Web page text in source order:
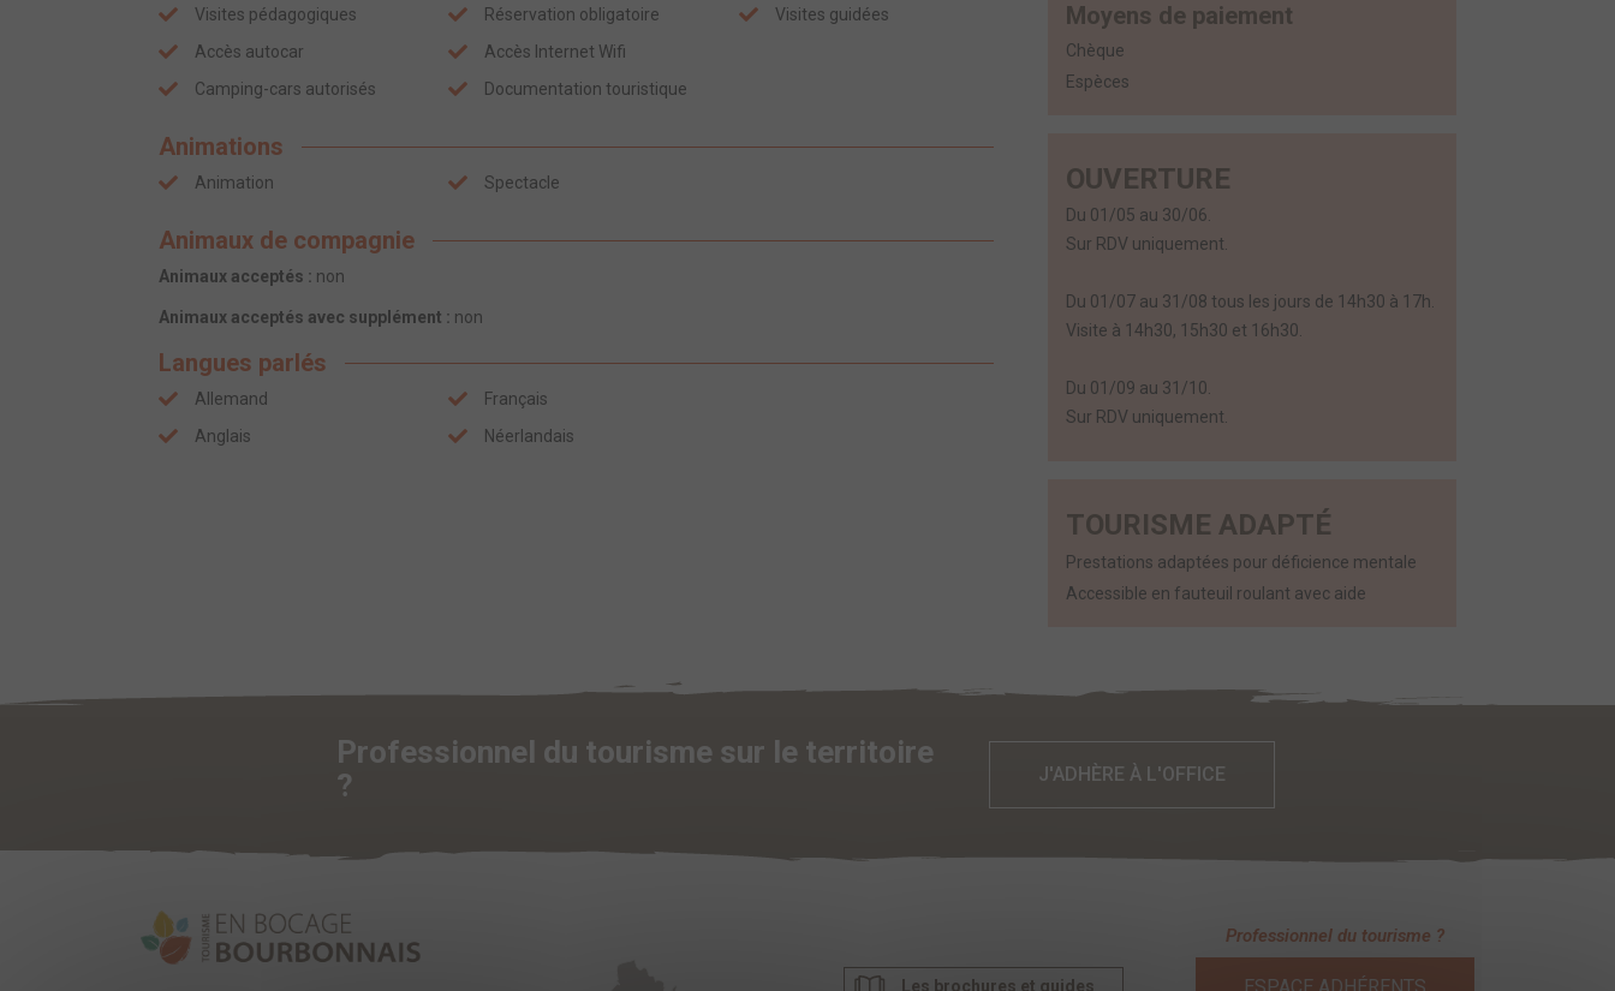
Visites pédagogiques
Accès autocar
Camping-cars autorisés
Réservation obligatoire
Accès Internet Wifi
Documentation touristique
Visites guidées
Animations
Animation Spectacle
Animaux de compagnie
Animaux acceptés : non
Animaux acceptés avec supplément : non
Langues parlés
Allemand
Anglais
Français
Néerlandais
Moyens de paiement
Chèque
Espèces
OUVERTURE
Du 01/05 au 30/06.
Sur RDV uniquement.
Du 01/07 au 31/08 tous les jours de 14h30 à 17h.
Visite à 14h30, 15h30 et 16h30.
Du 01/09 au 31/10.
Sur RDV uniquement.
TOURISME ADAPTÉ
Prestations adaptées pour déficience mentale
Accessible en fauteuil roulant avec aide
Professionnel du tourisme sur le territoire
?
J'ADHÈRE À L'OFFICE
Les brochures et guides
Professionnel du tourisme ?